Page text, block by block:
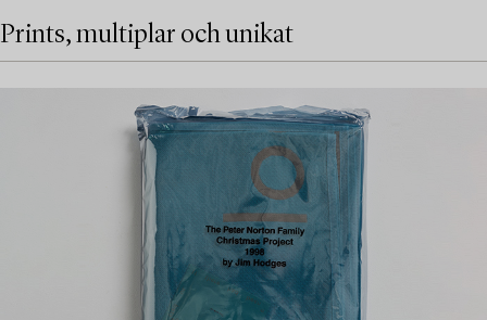
Prints, multiplar och unikat